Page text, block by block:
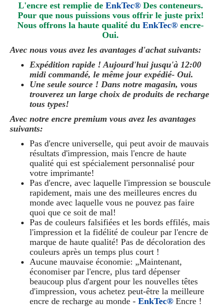
L'encre est remplie de EnkTec® Des conteneurs.
Pour que nous puissions vous offrir le juste prix!
Nous offrons la haute qualité du EnkTec® encre-
Oui.
Avec nous vous avez les avantages d'achat suivants:
Expédition rapide ! Aujourd'hui jusqu'à 12:00
midi commandé, le même jour expédié- Oui.
Une seule source ! Dans notre magasin, vous
trouverez un large choix de produits de recharge
tous types!
Avec notre encre premium vous avez les avantages
suivants:
Pas d'encre universelle, qui peut avoir de mauvais
résultats d'impression, mais l'encre de haute
qualité qui est spécialement personnalisé pour
votre imprimante!
Pas d'encre, avec laquelle l'impression se bouscule
rapidement, mais une des meilleures encres du
monde avec laquelle vous ne pouvez pas faire
quoi que ce soit de mal!
Pas de couleurs falsifiées et les bords effilés, mais
l'impression et la fidélité de couleur par l'encre de
marque de haute qualité! Pas de décoloration des
couleurs après un temps plus court !
Aucune mauvaise économie: „Maintenant,
économiser par l'encre, plus tard dépenser
beaucoup plus d'argent pour les nouvelles têtes
d'impression, vous achetez peut-être la meilleure
encre de recharge au monde - EnkTec® Encre !